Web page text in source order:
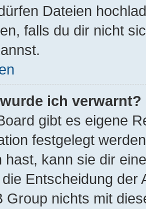
Dateien
falls du dir nicht
ich verwarnt?
gibt es eigene
festgelegt
kann sie dir
Entscheidung der
Group nichts mit